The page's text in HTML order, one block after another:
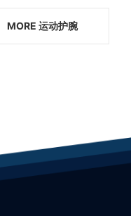
MORE 运动护腕